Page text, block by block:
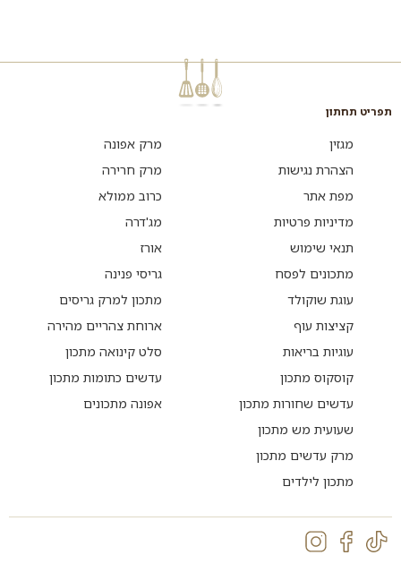
תפריט תחתון
מגזין
הצהרת נגישות
מפת אתר
מדיניות פרטיות
תנאי שימוש
מתכונים לפסח
עוגת שוקולד
קציצות עוף
עוגיות בריאות
קוסקוס מתכון
עדשים שחורות מתכון
שעועית מש מתכון
מרק עדשים מתכון
מתכון לילדים
מרק אפונה
מרק חרירה
כרוב ממולא
מג'דרה
אורז
גריסי פנינה
מתכון למרק גריסים
ארוחת צהריים מהירה
סלט קינואה מתכון
עדשים כתומות מתכון
אפונה מתכונים